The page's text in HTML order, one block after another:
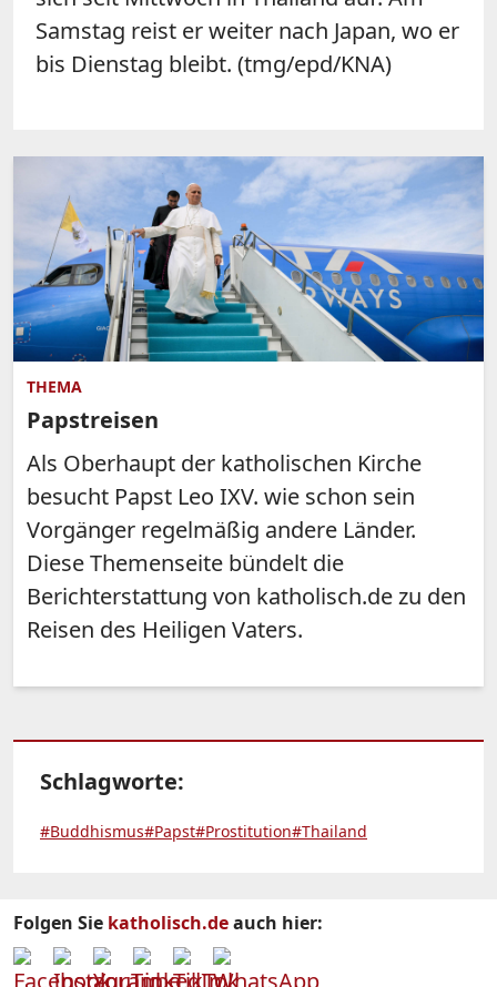
Samstag reist er weiter nach Japan, wo er
bis Dienstag bleibt. (tmg/epd/KNA)
THEMA
Papstreisen
Als Oberhaupt der katholischen Kirche
besucht Papst Leo IXV. wie schon sein
Vorgänger regelmäßig andere Länder.
Diese Themenseite bündelt die
Berichterstattung von katholisch.de zu den
Reisen des Heiligen Vaters.
Schlagworte:
#Buddhismus#Papst#Prostitution#Thailand
Folgen Sie katholisch.deauch hier: